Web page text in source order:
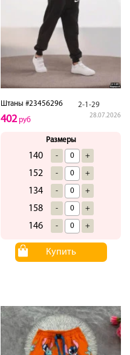
Штаны #23456296 2-1-29
28.07.2026
402руб
Размеры
140 - +
152 - +
134 - +
158 - +
146 - +
Купить